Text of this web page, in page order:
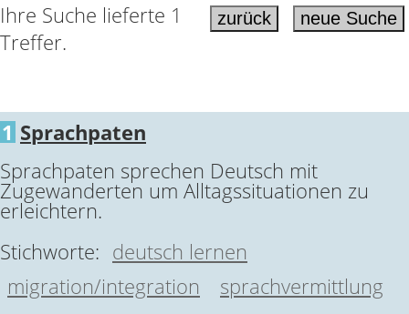
Ihre Suche lieferte 1
Treffer.
1 Sprachpaten
Sprachpaten sprechen Deutsch mit
Zugewanderten um Alltagssituationen zu
erleichtern.
Stichworte: deutsch lernen
migration/integration
sprachvermittlung